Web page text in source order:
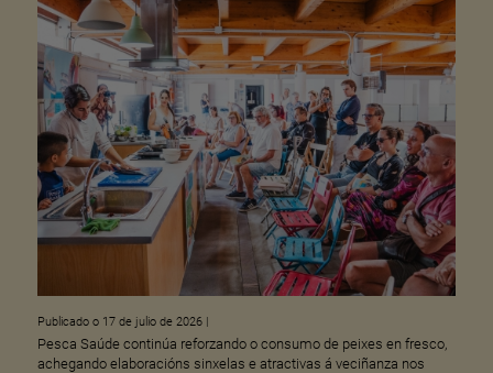
Publicado o 17 de julio de 2026|
Pesca Saúde continúa reforzando o consumo de peixes en fresco,
achegando elaboracións sinxelas e atractivas á veciñanza nos